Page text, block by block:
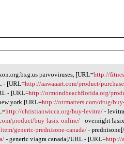
parvoviruses, [URL=http://
- [URL=http://aawaaart.com/product/
- [URL=http://ormondbeachflorida.org/
york [URL=http://otrmatters.com/drug/
http://christianwicca.org/buy-levitra/ -
product/buy-lasix-online/ - overnight
generic-prednisone-canada/-
- generic viagra canada[/URL - [URL=http://